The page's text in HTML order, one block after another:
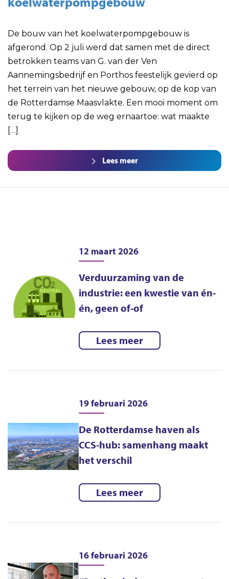
De bouw van het koelwaterpompgebouw is
afgerond. Op 2 juli werd dat samen met de direct
betrokken teams van G. van der Ven
Aannemingsbedrijf en Porthos feestelijk gevierd op
het terrein van het nieuwe gebouw, op de kop van
de Rotterdamse Maasvlakte. Een mooi moment om
terug te kijken op de weg ernaartoe: wat maakte
[…]
Lees meer
12 maart 2026
Verduurzaming van de
industrie: een kwestie van én-
én, geen of-of
Lees meer
19 februari 2026
De Rotterdamse haven als
CCS-hub: samenhang maakt
het verschil
Lees meer
16 februari 2026